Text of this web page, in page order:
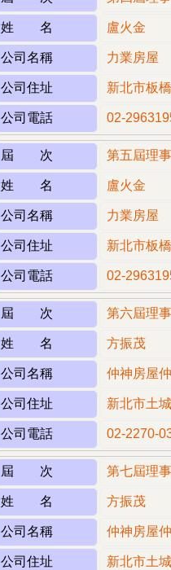
姓 名 盧火金
公司名稱 力業房屋
公司住址 新北市板
公司電話 02-
屆 次 第五屆理
姓 名 盧火金
公司名稱 力業房屋
公司住址 新北市板
公司電話 02-
屆 次 第六屆理
姓 名 方振茂
公司名稱 仲神房屋
公司住址 新北市土
公司電話 02-2270-
屆 次 第七屆理
姓 名 方振茂
公司名稱 仲神房屋
公司住址 新北市土